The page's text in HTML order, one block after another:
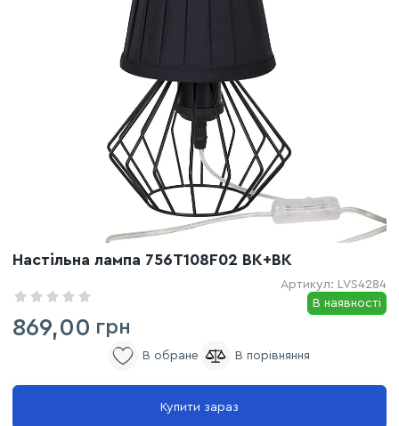
Настільна лампа 756T108F02 BK+BK
Артикул: LVS4284
В наявності
869,00 грн
Купити зараз